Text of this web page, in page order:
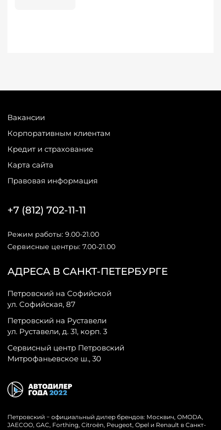
Вакансии
Корпоративным клиентам
Кредит и страхование
Карта сайта
Правовая информация
АДРЕСА В САНКТ-ПЕТЕРБУРГЕ
Петровский на Софийской
ул. Софийская, 87
Петровский на Руставели
ул. Руставели, д. 31, корп. 3
Сервисный центр Петровский
Митрофаньевское ш., 30
+7 (812) 702-11-11
Режим работы: 9.00-21.00
Сервисные центры: 7.00-21.00
Петровский − официальный дилер брендов: Москвич, OMODA,
JAECOO, GAC, Forthing, Citroёn, Peugeot, Opel и Renault в Санкт-